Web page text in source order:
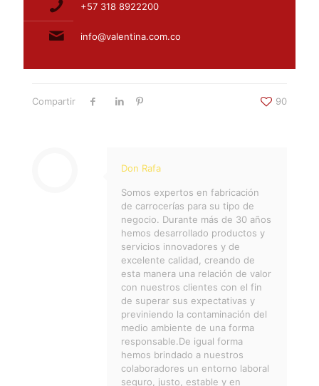
+57 318 8922200
info@valentina.com.co
Compartir 90
Don Rafa
Somos expertos en fabricación
de carrocerías para su tipo de
negocio. Durante más de 30 años
hemos desarrollado productos y
servicios innovadores y de
excelente calidad, creando de
esta manera una relación de valor
con nuestros clientes con el fin
de superar sus expectativas y
previniendo la contaminación del
medio ambiente de una forma
responsable.De igual forma
hemos brindado a nuestros
colaboradores un entorno laboral
seguro, justo, estable y en